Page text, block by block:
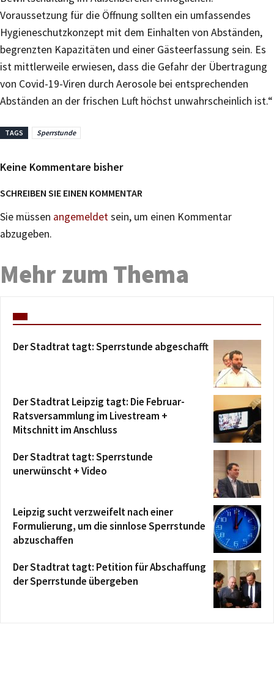
Voraussetzung für die Öffnung sollten ein umfassendes
Hygieneschutzkonzept mit dem Einhalten von Abständen,
begrenzten Kapazitäten und einer Gästeerfassung sein. Es
ist mittlerweile erwiesen, dass die Gefahr der Übertragung
von Covid-19-Viren durch Aerosole bei entsprechenden
Abständen an der frischen Luft höchst unwahrscheinlich ist.“
TAGS Sperrstunde
Keine Kommentare bisher
SCHREIBEN SIE EINEN KOMMENTAR
Sie müssen angemeldetsein, um einen Kommentar
abzugeben.
Mehr zum Thema
Der Stadtrat tagt: Sperrstunde abgeschafft
Der Stadtrat Leipzig tagt: Die Februar-
Ratsversammlung im Livestream +
Mitschnitt im Anschluss
Der Stadtrat tagt: Sperrstunde
unerwünscht + Video
Leipzig sucht verzweifelt nach einer
Formulierung, um die sinnlose Sperrstunde
abzuschaffen
Der Stadtrat tagt: Petition für Abschaffung
der Sperrstunde übergeben